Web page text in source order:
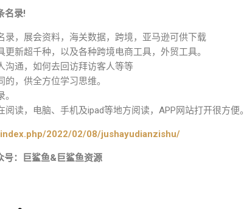
名录!
录，展会资料，海关数据，跨境，亚马逊可供下载
新超千种，以及各种跨境电商工具，外贸工具。
沟通，如何去回访拜访客人等等
，供全方位学习思维。
读，电脑、手机及ipad等地方阅读，APP网站打开很方便。
2022/02/08/jushayudianzishu/
号：巨鲨鱼&巨鲨鱼资源